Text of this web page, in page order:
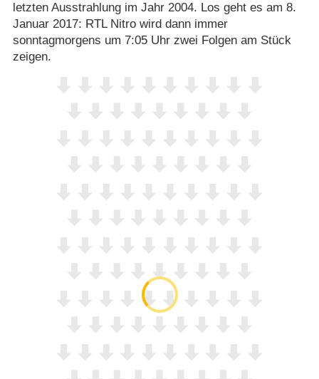
letzten Ausstrahlung im Jahr 2004. Los geht es am 8.
Januar 2017: RTL Nitro wird dann immer
sonntagmorgens um 7:05 Uhr zwei Folgen am Stück
zeigen.